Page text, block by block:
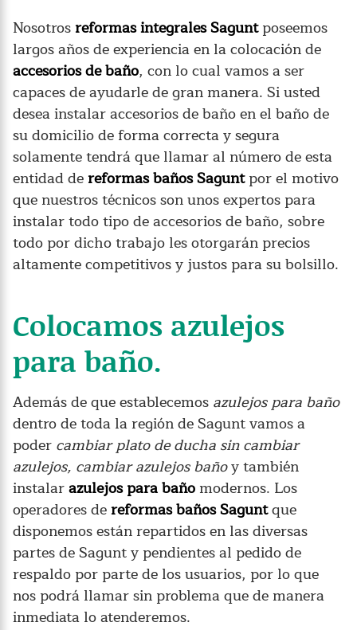
Nosotrosreformas integrales Saguntposeemos
largos años de experiencia en la colocación de
accesorios de baño, con lo cual vamos a ser
capaces de ayudarle de gran manera. Si usted
desea instalar accesorios de baño en el baño de
su domicilio de forma correcta y segura
solamente tendrá que llamar al número de esta
entidad dereformas baños Saguntpor el motivo
que nuestros técnicos son unos expertos para
instalar todo tipo de accesorios de baño, sobre
todo por dicho trabajo les otorgarán precios
altamente competitivos y justos para su bolsillo.
Colocamos azulejos
para baño.
Además de que establecemos azulejos para baño
dentro de toda la región de Sagunt vamos a
poder cambiar plato de ducha sin cambiar
azulejos, cambiar azulejos bañoy también
instalarazulejos para baño modernos. Los
operadores dereformas baños Saguntque
disponemos están repartidos en las diversas
partes de Sagunt y pendientes al pedido de
respaldo por parte de los usuarios, por lo que
nos podrá llamar sin problema que de manera
inmediata lo atenderemos.